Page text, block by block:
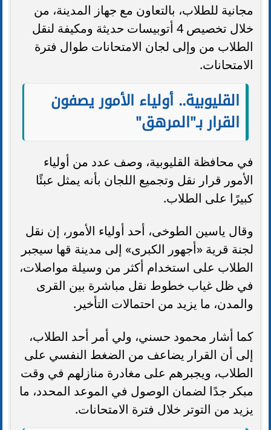
مجانية للطلاب، بالتعاون مع جهاز المدينة، من
خلال تخصيص 4 أتوبيسات حديثة ومكيفة لنقل
الطلاب من وإلى لجان الامتحانات طوال فترة
الامتحانات.
القليوبية.. أولياء الأمور يصفون
القرار بـ"المرهق"
في محافظة القليوبية، وصف عدد من أولياء
الأمور قرار نقل وتجميع اللجان بأنه يمثل عبئًا
كبيرًا على الطلاب.
وقال ياسين الطوخى، أحد أولياء الأمور، إن نقل
لجنة قرية «أجهور الكبرى» إلى مدينة قها سيجبر
الطلاب على استخدام أكثر من وسيلة مواصلات،
في ظل غياب خطوط نقل مباشرة بين القرى
والمدن، ما يزيد من احتمالات التأخير.
كما أشار محمود حسني، ولي أمر أحد الطلاب،
إلى أن القرار يضاعف من الضغط النفسي على
الطلاب، ويجبرهم على مغادرة منازلهم في وقت
مبكر جدًا لضمان الوصول في الموعد المحدد، ما
يزيد من التوتر خلال فترة الامتحانات.